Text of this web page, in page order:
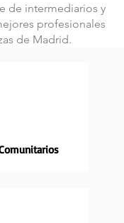
de intermediarios y
profesionales
de Madrid.